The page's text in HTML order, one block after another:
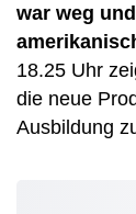
war weg
18.25 Uhr
die neue
Ausbildung